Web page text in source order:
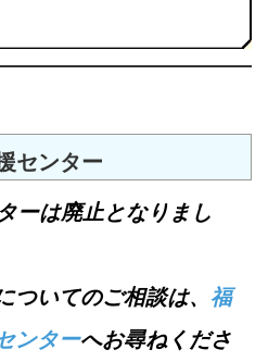
センター
ーは廃止となりまし
ついてのご相談は、 福
ンターへお尋ねくださ